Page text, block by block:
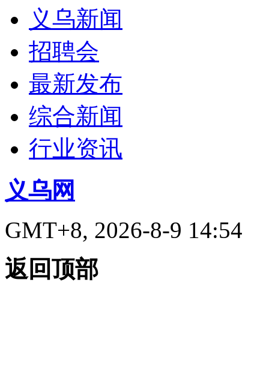
义乌新闻
招聘会
最新发布
综合新闻
行业资讯
义乌网
GMT+8, 2026-8-9 14:54
返回顶部